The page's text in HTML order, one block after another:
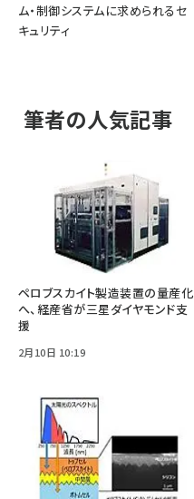
ム・制御システムに求められるセ
キュリティ
筆者の人気記事
ペロブスカイト製造装置の量産化
へ、経産省が三星ダイヤモンド支
援
2月10日 10:19